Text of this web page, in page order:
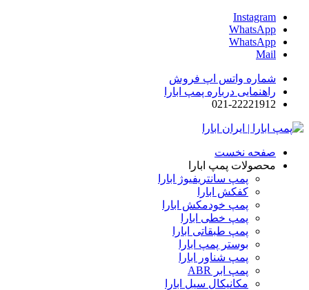
Instagram
WhatsApp
WhatsApp
Mail
شماره واتس اپ فروش
راهنمایی درباره پمپ ابارا
021-22221912
صفحه نخست
محصولات پمپ ابارا
پمپ سانتریفیوژ ابارا
کفکش ابارا
پمپ خودمکش ابارا
پمپ خطی ابارا
پمپ طبقاتی ابارا
بوستر پمپ ابارا
پمپ شناور ابارا
پمپ ابر ABR
مکانیکال سیل ابارا